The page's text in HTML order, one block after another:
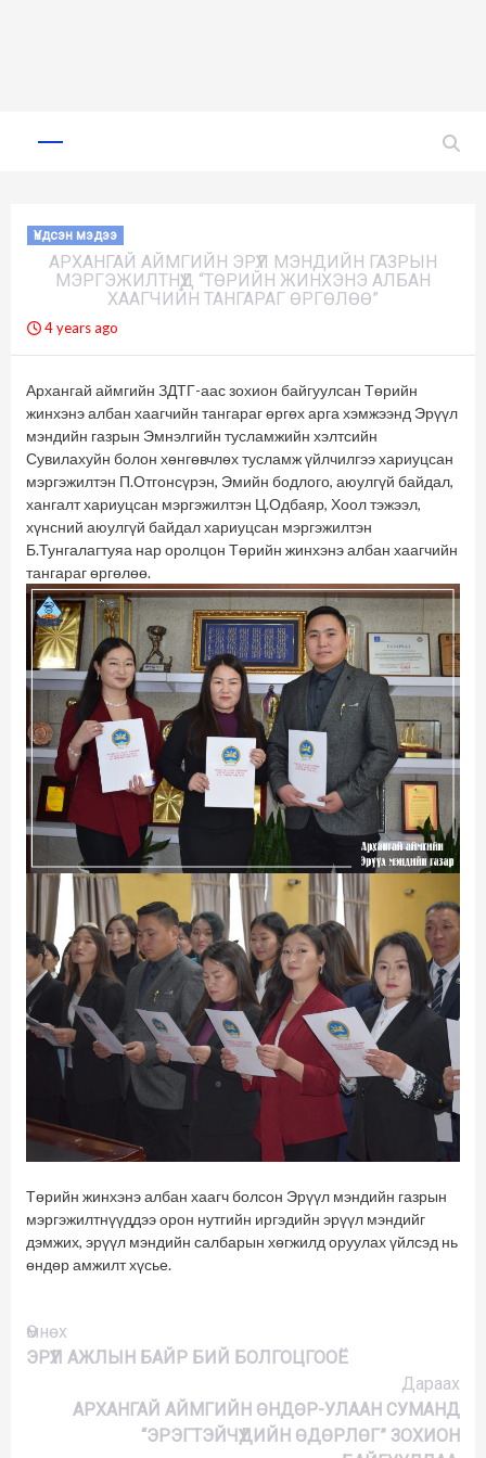
Primary
Үндсэн мэдээ
АРХАНГАЙ АЙМГИЙН ЭРҮҮЛ МЭНДИЙН ГАЗРЫН
МЭРГЭЖИЛТНҮҮД “ТӨРИЙН ЖИНХЭНЭ АЛБАН
ХААГЧИЙН ТАНГАРАГ ӨРГӨЛӨӨ”
4 years ago
Архангай аймгийн ЗДТГ-аас зохион байгуулсан Төрийн
жинхэнэ албан хаагчийн тангараг өргөх арга хэмжээнд Эрүүл
мэндийн газрын Эмнэлгийн тусламжийн хэлтсийн
Сувилахуйн болон хөнгөвчлөх тусламж үйлчилгээ хариуцсан
мэргэжилтэн П.Отгонсүрэн, Эмийн бодлого, аюулгүй байдал,
хангалт хариуцсан мэргэжилтэн Ц.Одбаяр, Хоол тэжээл,
хүнсний аюулгүй байдал хариуцсан мэргэжилтэн
Б.Тунгалагтуяа нар оролцон Төрийн жинхэнэ албан хаагчийн
тангараг өргөлөө.
Төрийн жинхэнэ албан хаагч болсон Эрүүл мэндийн газрын
мэргэжилтнүүддээ орон нутгийн иргэдийн эрүүл мэндийг
дэмжих, эрүүл мэндийн салбарын хөгжилд оруулах үйлсэд нь
өндөр амжилт хүсье.
Үргэлжлүүлэх
Өмнөх
ЭРҮҮЛ АЖЛЫН БАЙР БИЙ БОЛГОЦГООЁ
Дараах
АРХАНГАЙ АЙМГИЙН ӨНДӨР-УЛААН СУМАНД
“ЭРЭГТЭЙЧҮҮДИЙН ӨДӨРЛӨГ” ЗОХИОН